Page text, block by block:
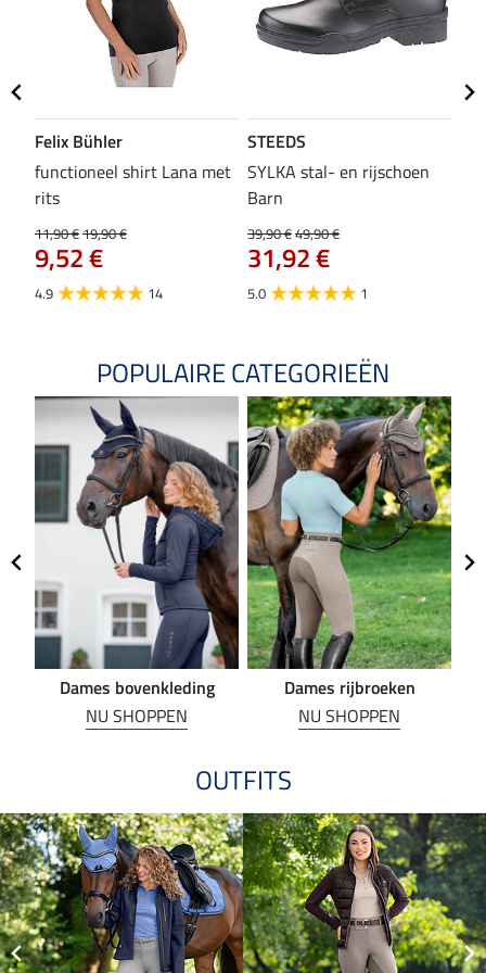
Felix Bühler
functioneel shirt Lana met
rits
11,90 €19,90 €
9,52 €
4.9 14
STEEDS
SYLKA stal- en rijschoen
Barn
39,90 €49,90 €
31,92 €
5.0 1
POPULAIRE CATEGORIEËN
Dames bovenkleding
NU SHOPPEN
Dames rijbroeken
NU SHOPPEN
OUTFITS